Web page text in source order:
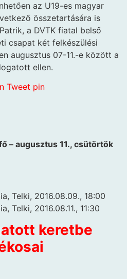
az U19-es magyar
összetartására is
a DVTK fiatal belső
csapat két felkészülési
augusztus 07-11.-e között a
ellen.
Tweet pin
– augusztus 11., csütörtök
Telki, 2016.08.09., 18:00
Telki, 2016.08.11., 11:30
keretbe